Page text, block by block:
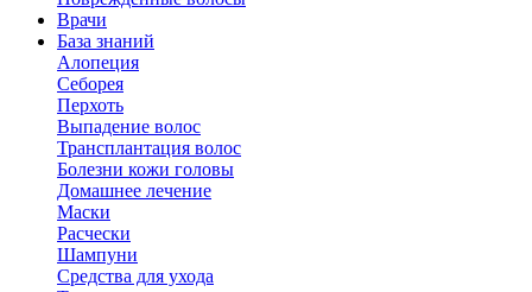
Врачи
База знаний
Алопеция
Себорея
Перхоть
Выпадение волос
Трансплантация волос
Болезни кожи головы
Домашнее лечение
Маски
Расчески
Шампуни
Средства для ухода